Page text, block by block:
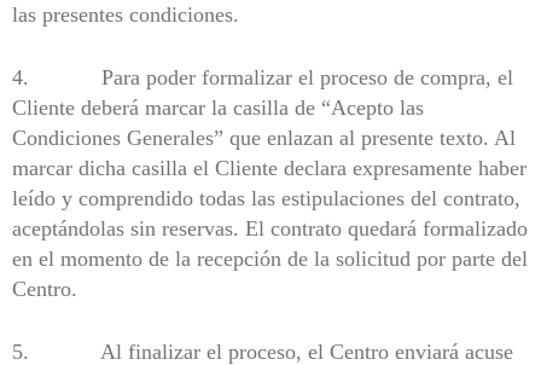
las presentes condiciones.
4. Para poder formalizar el proceso de compra, el
Cliente deberá marcar la casilla de “Acepto las
Condiciones Generales” que enlazan al presente texto. Al
marcar dicha casilla el Cliente declara expresamente haber
leído y comprendido todas las estipulaciones del contrato,
aceptándolas sin reservas. El contrato quedará formalizado
en el momento de la recepción de la solicitud por parte del
Centro.
5. Al finalizar el proceso, el Centro enviará acuse